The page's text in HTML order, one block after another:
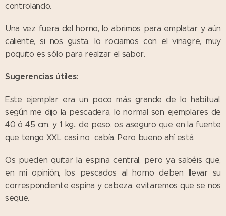
controlando.
Una vez fuera del horno, lo abrimos para emplatar y aún
caliente, si nos gusta, lo rociamos con el vinagre, muy
poquito es sólo para realzar el sabor.
Sugerencias útiles:
Este ejemplar era un poco más grande de lo habitual,
según me dijo la pescadera, lo normal son ejemplares de
40 ó 45 cm. y 1 kg., de peso, os aseguro que en la fuente
que tengo XXL casi no cabía. Pero bueno ahí está.
Os pueden quitar la espina central, pero ya sabéis que,
en mi opinión, los pescados al horno deben llevar su
correspondiente espina y cabeza, evitaremos que se nos
seque.